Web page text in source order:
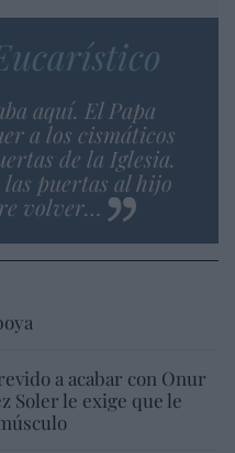
aquí. El Papa
a los cismáticos
de la Iglesia.
puertas al hijo
volver…
a acabar con Onur
Soler le exige que le